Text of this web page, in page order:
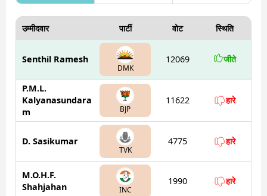
उम्मीदवार पार्टी वोट स्थिति
Senthil Ramesh
DMK
12069 जीते
P.M.L.
Kalyanasundara
m
BJP
11622 हारे
D. Sasikumar
TVK
4775 हारे
M.O.H.F.
Shahjahan
INC
1990 हारे